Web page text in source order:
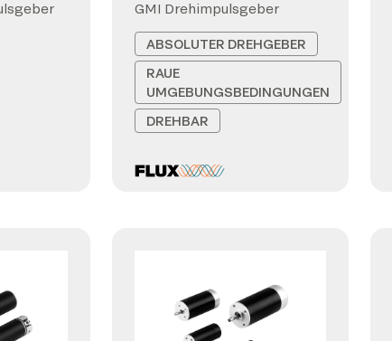
GMI Drehimpulsgeber
ABSOLUTER DREHGEBER
RAUE
UMGEBUNGSBEDINGUNGEN
DREHBAR